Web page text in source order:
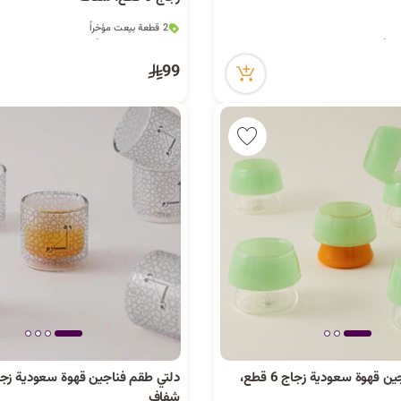
52 مشاهدة مؤخراً
52 مشاهدة مؤخراً99
دلتي طقم فناجين قهوة سعودية زجاج 6 قطع،